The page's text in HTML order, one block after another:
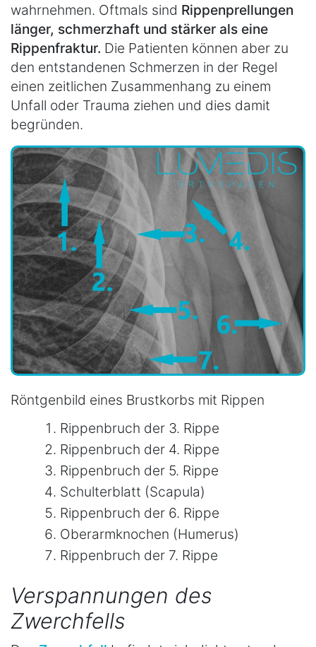
wahrnehmen. Oftmals sind Rippenprellungen
länger, schmerzhaft und stärker als eine
Rippenfraktur. Die Patienten können aber zu
den entstandenen Schmerzen in der Regel
einen zeitlichen Zusammenhang zu einem
Unfall oder Trauma ziehen und dies damit
begründen.
Röntgenbild eines Brustkorbs mit Rippen
Rippenbruch der 3. Rippe
Rippenbruch der 4. Rippe
Rippenbruch der 5. Rippe
Schulterblatt (Scapula)
Rippenbruch der 6. Rippe
Oberarmknochen (Humerus)
Rippenbruch der 7. Rippe
Verspannungen des
Zwerchfells